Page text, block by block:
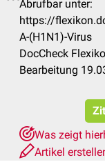
Abrufbar unter:
https://
A-(H1N1)-Virus
DocCheck
Bearbeitung
Was zeigt
Artikel